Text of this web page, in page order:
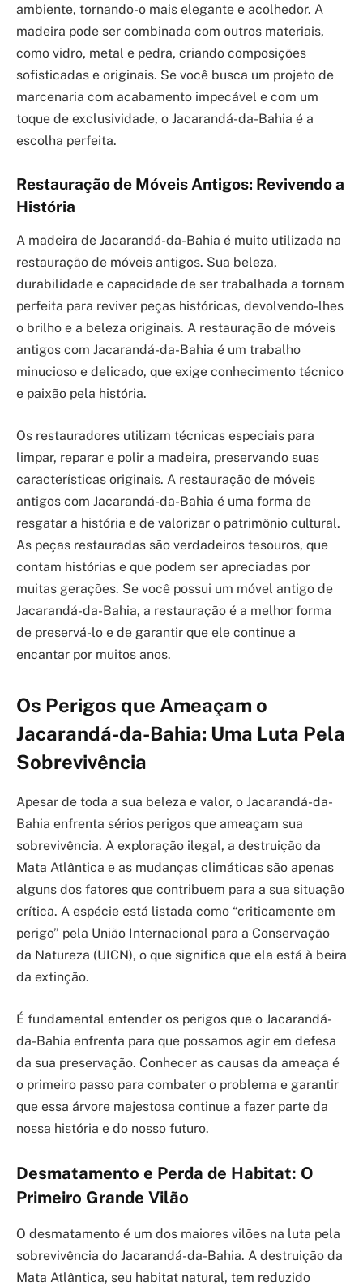
ambiente, tornando-o mais elegante e acolhedor. A
madeira pode ser combinada com outros materiais,
como vidro, metal e pedra, criando composições
sofisticadas e originais. Se você busca um projeto de
marcenaria com acabamento impecável e com um
toque de exclusividade, o Jacarandá-da-Bahia é a
escolha perfeita.
Restauração de Móveis Antigos: Revivendo a
História
A madeira de Jacarandá-da-Bahia é muito utilizada na
restauração de móveis antigos. Sua beleza,
durabilidade e capacidade de ser trabalhada a tornam
perfeita para reviver peças históricas, devolvendo-lhes
o brilho e a beleza originais. A restauração de móveis
antigos com Jacarandá-da-Bahia é um trabalho
minucioso e delicado, que exige conhecimento técnico
e paixão pela história.
Os restauradores utilizam técnicas especiais para
limpar, reparar e polir a madeira, preservando suas
características originais. A restauração de móveis
antigos com Jacarandá-da-Bahia é uma forma de
resgatar a história e de valorizar o patrimônio cultural.
As peças restauradas são verdadeiros tesouros, que
contam histórias e que podem ser apreciadas por
muitas gerações. Se você possui um móvel antigo de
Jacarandá-da-Bahia, a restauração é a melhor forma
de preservá-lo e de garantir que ele continue a
encantar por muitos anos.
Os Perigos que Ameaçam o
Jacarandá-da-Bahia: Uma Luta Pela
Sobrevivência
Apesar de toda a sua beleza e valor, o Jacarandá-da-
Bahia enfrenta sérios perigos que ameaçam sua
sobrevivência. A exploração ilegal, a destruição da
Mata Atlântica e as mudanças climáticas são apenas
alguns dos fatores que contribuem para a sua situação
crítica. A espécie está listada como “criticamente em
perigo” pela União Internacional para a Conservação
da Natureza (UICN), o que significa que ela está à beira
da extinção.
É fundamental entender os perigos que o Jacarandá-
da-Bahia enfrenta para que possamos agir em defesa
da sua preservação. Conhecer as causas da ameaça é
o primeiro passo para combater o problema e garantir
que essa árvore majestosa continue a fazer parte da
nossa história e do nosso futuro.
Desmatamento e Perda de Habitat: O
Primeiro Grande Vilão
O desmatamento é um dos maiores vilões na luta pela
sobrevivência do Jacarandá-da-Bahia. A destruição da
Mata Atlântica, seu habitat natural, tem reduzido